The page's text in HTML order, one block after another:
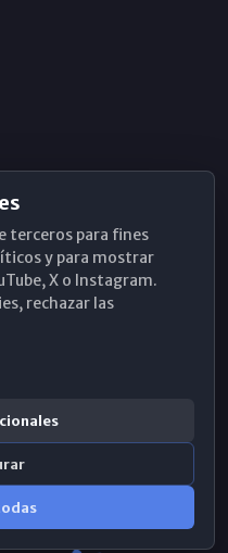
terceros para fines
y para mostrar
X o Instagram.
rechazar las